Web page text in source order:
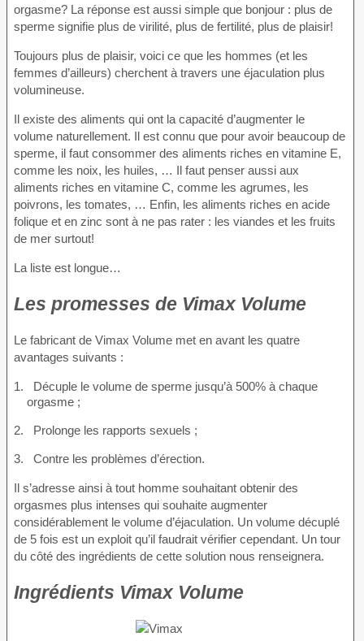
orgasme? La réponse est aussi simple que bonjour : plus de
sperme signifie plus de virilité, plus de fertilité, plus de plaisir!
Toujours plus de plaisir, voici ce que les hommes (et les
femmes d’ailleurs) cherchent à travers une éjaculation plus
volumineuse.
Il existe des aliments qui ont la capacité d’augmenter le
volume naturellement. Il est connu que pour avoir beaucoup de
sperme, il faut consommer des aliments riches en vitamine E,
comme les noix, les huiles, … Il faut penser aussi aux
aliments riches en vitamine C, comme les agrumes, les
poivrons, les tomates, … Enfin, les aliments riches en acide
folique et en zinc sont à ne pas rater : les viandes et les fruits
de mer surtout!
La liste est longue…
Les promesses de Vimax Volume
Le fabricant de Vimax Volume met en avant les quatre
avantages suivants :
Décuple le volume de sperme jusqu’à 500% à chaque
orgasme ;
Prolonge les rapports sexuels ;
Contre les problèmes d’érection.
Il s’adresse ainsi à tout homme souhaitant obtenir des
orgasmes plus intenses qui souhaite augmenter
considérablement le volume d’éjaculation. Un volume décuplé
de 5 fois est un exploit qu’il faudrait vérifier cependant. Un tour
du côté des ingrédients de cette solution nous renseignera.
Ingrédients Vimax Volume